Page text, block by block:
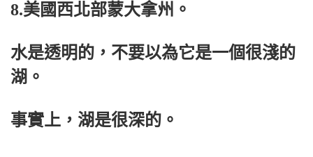
8.美國西北部蒙大拿州。
水是透明的，不要以為它是一個很淺的
湖。
事實上，湖是很深的。